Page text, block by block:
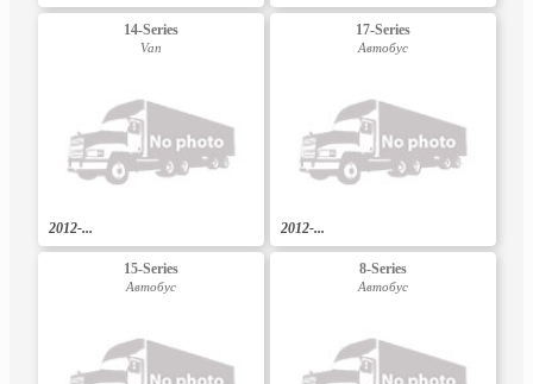
14-Series
Van
2012-...
17-Series
Автобус
2012-...
15-Series
Автобус
8-Series
Автобус